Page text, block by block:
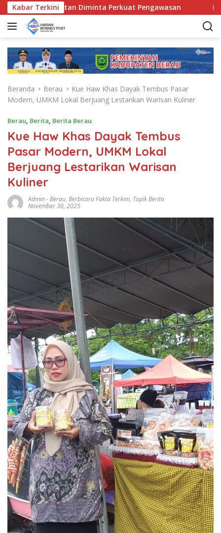
a
Kabar Terkini
Diminta Perkuat Pengawasan Pemkab Berau
Beranda Berau
Kue Haw Khas Dayak Tembus Pasar
Modern, UMKM Lokal Berjuang Lestarikan Warisan Kuliner
Berau, Berita, Berita Berau
Kue Haw Khas Dayak Tembus
Pasar Modern, UMKM Lokal
Berjuang Lestarikan Warisan
Kuliner
Admin-Berau, Berbicara Fakta Terkini, Topik Berita
November 30, 2025